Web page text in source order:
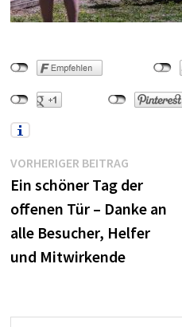
Beitragsnavigation
VORHERIGER BEITRAGVorheriger
Beitrag:
Ein schöner Tag der
offenen Tür – Danke an
alle Besucher, Helfer
und Mitwirkende